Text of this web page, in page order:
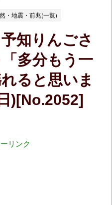
・地震・前兆(一覧)
知りんごさ
多分もう一
ると思いま
)[No.2052]
リンク